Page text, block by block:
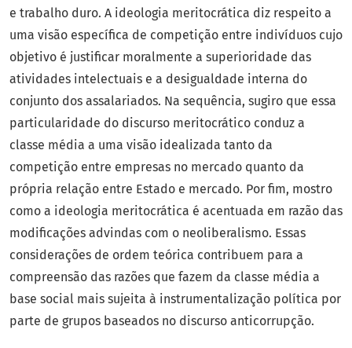
e trabalho duro. A ideologia meritocrática diz respeito a
uma visão específica de competição entre indivíduos cujo
objetivo é justificar moralmente a superioridade das
atividades intelectuais e a desigualdade interna do
conjunto dos assalariados. Na sequência, sugiro que essa
particularidade do discurso meritocrático conduz a
classe média a uma visão idealizada tanto da
competição entre empresas no mercado quanto da
própria relação entre Estado e mercado. Por fim, mostro
como a ideologia meritocrática é acentuada em razão das
modificações advindas com o neoliberalismo. Essas
considerações de ordem teórica contribuem para a
compreensão das razões que fazem da classe média a
base social mais sujeita à instrumentalização política por
parte de grupos baseados no discurso anticorrupção.